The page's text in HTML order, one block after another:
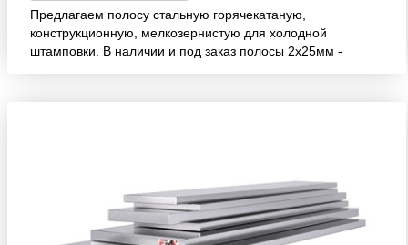
Предлагаем полосу стальную горячекатаную,
конструкционную, мелкозернистую для холодной
штамповки. В наличии и под заказ полосы 2х25мм -